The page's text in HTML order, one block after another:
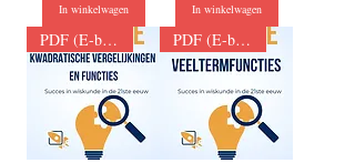
In winkelwagen In winkelwagen
PDF (E-boek) PDF (E-boek)